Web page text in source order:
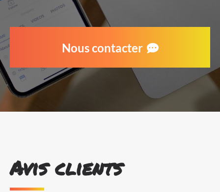
Nous contacter
Avis clients